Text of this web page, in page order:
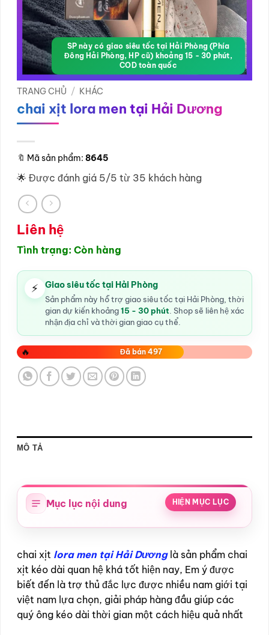
SP này có giao siêu tốc tại Hải Phòng (Phía
Đông Hải Phòng, HP cũ) khoảng 15 - 30 phút,
COD toàn quốc
TRANG CHỦ / KHÁC
chai xịt lora men tại Hải Dương
🔖 Mã sản phẩm: 8645
🌟 Được đánh giá 5/5 từ 35 khách hàng
Liên hệ
Tình trạng: Còn hàng
⚡ Giao siêu tốc tại Hải Phòng
Sản phẩm này hỗ trợ giao siêu tốc tại Hải Phòng, thời
gian dự kiến khoảng15 - 30 phút . Shop sẽ liên hệ xác
nhận địa chỉ và thời gian giao cụ thể.
🔥 Đã bán 497
MÔ TẢ
Mục lục nội dung HIỆN MỤC LỤC
chai xịt lora men tại Hải Dươnglà sản phẩm chai
xịt kéo dài quan hệ khá tốt hiện nay, Em ý được
biết đến là trợ thủ đắc lực được nhiều nam giới tại
việt nam lựa chọn, giải pháp hàng đầu giúp các
quý ông kéo dài thời gian một cách hiệu quả nhất